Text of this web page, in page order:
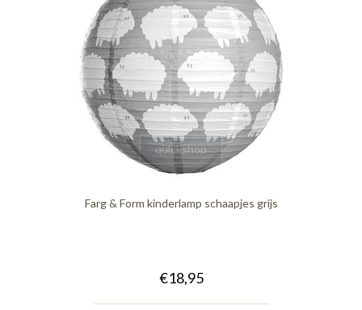
quickshop
Farg & Form kinderlamp schaapjes grijs
€18,95